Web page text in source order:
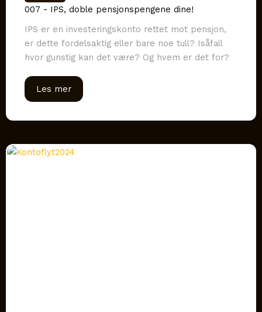
007 - IPS, doble pensjonspengene dine!
IPS er en investeringskonto rettet mot pensjon,
er dette fordelsaktig eller bare noe tull? Isåfall
hvor gunstig kan det være? Og hvem er det for?
Les mer